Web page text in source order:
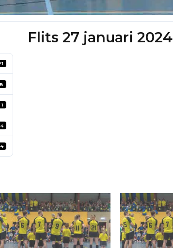
1
Flits 27 januari 2024